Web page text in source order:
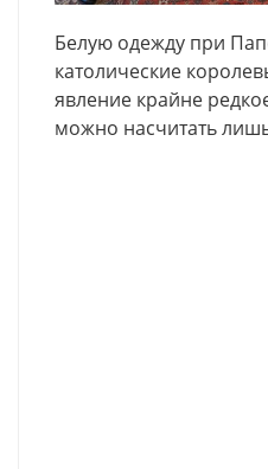
Белую одежду при
католические
явление крайне
можно насчитать